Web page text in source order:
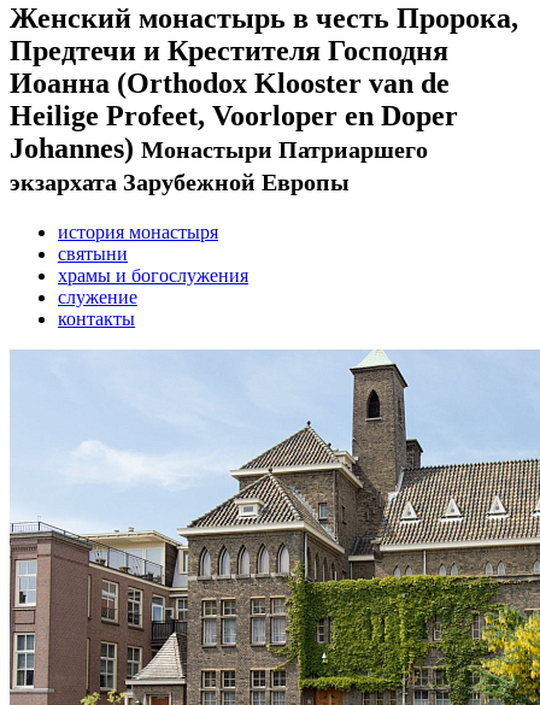
Женский монастырь в честь Пророка,
Предтечи и Крестителя Господня
Иоанна (Orthodox Klooster van de
Heilige Profeet, Voorloper en Doper
Johannes) Монастыри Патриаршего
экзархата Зарубежной Европы
история монастыря
святыни
храмы и богослужения
служение
контакты